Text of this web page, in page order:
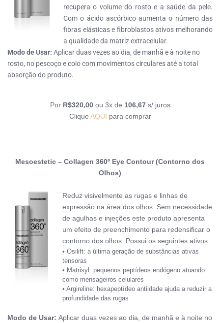
recupera o volume do rosto e a saúde da pele.
Com o ácido ascórbico aumenta o número das
fibras elásticas e fibroblastos ativos melhorando
a qualidade da matriz extracelular.
Modo de Usar: Aplicar duas vezes ao dia, de manhã e à noite no
rosto, no pescoço e colo com movimentos circulares até a total
absorção do produto.
PorR$320,00ou 3x de 106,67 s/ juros
Clique AQUI para comprar
Mesoestetic – Collagen 360º Eye Contour (Contorno dos
Olhos)
Reduz visivelmente as rugas e linhas de
expressão na área dos olhos. Sem necessidade
de agulhas e injeções este produto apresenta
um efeito de preenchimento para redensificar o
contorno dos olhos. Possui os seguintes ativos:
• Osilift: a última geração de substâncias ativas
tensoras
• Matrisyl: pequenos peptídeos endógeno atuando
como mensageiros celulares
• Argireline: hexapeptídeo antiidade ajuda a reduzir a
profundidade das rugas
Modo de Usar: Aplicar duas vezes ao dia, de manhã e à noite no